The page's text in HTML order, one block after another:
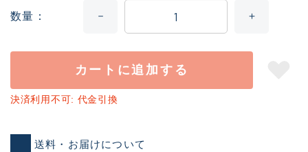
数量
カートに追加する
決済利用不可: 代金引換
送料・お届けについて